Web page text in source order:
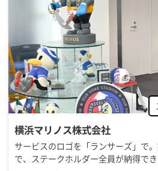
家具・インテリア
医療・医薬
家事代行
金融・保険
店
美容室・サロン 資
横浜マリノス株式会社
サービスのロゴを「ランサーズ」で
で、ステークホルダー全員が納得で